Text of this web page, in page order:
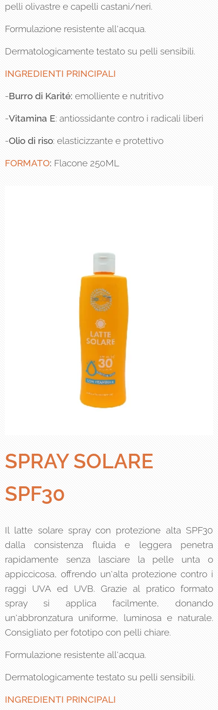
pelli olivastre e capelli castani/neri.
Formulazione resistente all'acqua.
Dermatologicamente testato su pelli sensibili.
INGREDIENTI PRINCIPALI
-Burro di Karité: emolliente e nutritivo
-Vitamina E: antiossidante contro i radicali liberi
-Olio di riso: elasticizzante e protettivo
FORMATO: Flacone 250ML
SPRAY SOLARE
SPF30
Il latte solare spray con protezione alta SPF30
dalla consistenza fluida e leggera penetra
rapidamente senza lasciare la pelle unta o
appiccicosa, offrendo un'alta protezione contro i
raggi UVA ed UVB. Grazie al pratico formato
spray si applica facilmente, donando
un'abbronzatura uniforme, luminosa e naturale.
Consigliato per fototipo con pelli chiare.
Formulazione resistente all'acqua.
Dermatologicamente testato su pelli sensibili.
INGREDIENTI PRINCIPALI